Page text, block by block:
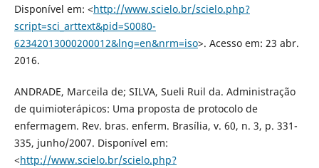
Disponível em: <http://www.scielo.br/scielo.php?
script=sci_arttext&pid=S0080-
62342013000200012&lng=en&nrm=iso>. Acesso em: 23 abr.
2016.
ANDRADE, Marceila de; SILVA, Sueli Ruil da. Administração
de quimioterápicos: Uma proposta de protocolo de
enfermagem. Rev. bras. enferm. Brasília, v. 60, n. 3, p. 331-
335, junho/2007. Disponível em:
<http://www.scielo.br/scielo.php?